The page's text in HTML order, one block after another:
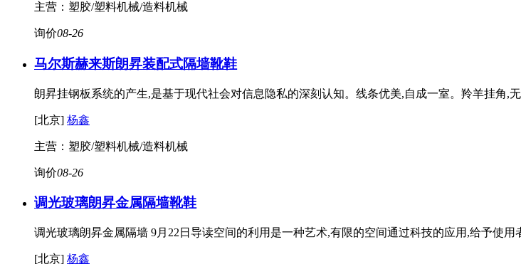
主营：塑胶/塑料机械/造料机械
询价08-26
马尔斯赫来斯朗昇装配式隔墙靴鞋
朗昇挂钢板系统的产生,是基于现代社会对信息隐私的深刻认知。线条优美,自成一室。羚羊挂角,
[北京] 杨鑫
主营：塑胶/塑料机械/造料机械
询价08-26
调光玻璃朗昇金属隔墙靴鞋
调光玻璃朗昇金属隔墙 9月22日导读空间的利用是一种艺术,有限的空间通过科技的应用,给予使
[北京] 杨鑫